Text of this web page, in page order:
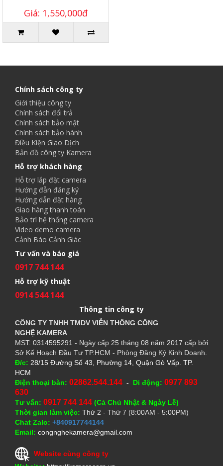
Giá: 1,550,000đ
Chính sách công ty
Giới thiệu công ty
Chính sách đổi trả
Chính sách bảo mật
Chính sách bảo hành
Điều Kiện Giao Dịch
Bản đồ công ty Kamera
Hỗ trợ khách hàng
Hỗ trợ lắp đặt camera
Hướng đẫn đăng ký
Hướng dẫn đặt hàng
Giao hàng thanh toán
Bảo trì hệ thống camera
Video demo camera
Cảnh Báo Cảnh Giác
Tư vấn và báo giá
0917 744 144
Hỗ trợ kỹ thuật
0914 544 144
Thông tin công ty
CÔNG TY TNHH TMDV VIỄN THÔNG CÔNG
NGHỆ KAMERA
MST: 0314595291 - Ngày cấp 25 tháng 08 năm 2017 cấp bởi
Sở Kế Hoạch Đầu Tư TP.HCM - Phòng Đăng Ký Kinh Doanh.
Đ/c: 28/15 Đường Số 43, Phường 14, Quận Gò Vấp. TP.
HCM
Điện thoại bàn: 02862.544.144 - Di động: 0977 893
630
Tư vấn: 0917 744 144 (Cả Chủ Nhật & Ngày Lễ)
Thời gian làm việc: Thứ 2 - Thứ 7 (8:00AM - 5:00PM)
Chat Zalo: +840917744144
Email: congnghekamera@gmail.com
Website cùng công ty